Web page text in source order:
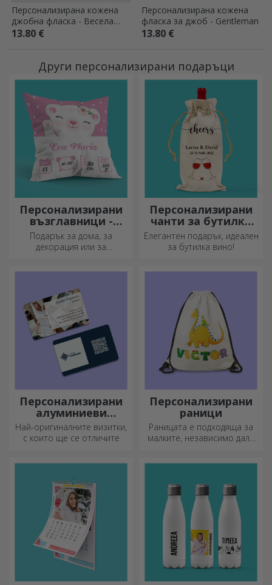
Персонализирана кожена
джобна фласка - Весела
Коледа
13.80 €
Персонализирана кожена
фласка за джоб - Gentleman
13.80 €
Други персонализирани подаръци
Персонализирани
възглавници -
голям формат
Подарък за дома, за
декорация или за
всеки повод.
Персонализирани
чанти за бутилки
вино
Елегантен подарък, идеален
за бутилка вино!
Персонализирани
алуминиеви
визитни картички
Най-оригиналните визитки,
с които ще се отличите
Персонализирани
раници
Раницата е подходяща за
малките, независимо дали
добре подхожда на вашето
дете!